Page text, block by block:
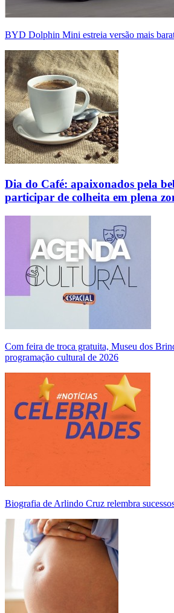
BYD Dolphin Mini estreia versão mais
Dia do Café: apaixonados pela
participar de colheita em plena
Com feira de troca gratuita, Museu dos
programação cultural de 2026
Biografia de Arlindo Cruz relembra